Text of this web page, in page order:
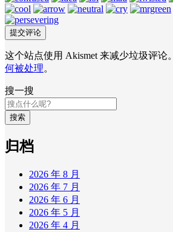
这个站点使用 Akismet 来减少垃圾评论。
何被处理。
搜一搜
搜索
归档
2026 年 8 月
2026 年 7 月
2026 年 6 月
2026 年 5 月
2026 年 4 月